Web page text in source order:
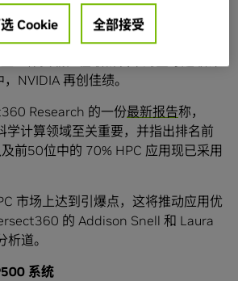
创始人兼 CEO 黄仁勋指出，
云服务均开始转而采用 NVIDIA
NVIDIA 再创佳绩。
Research 的一份最新报告称，
学计算领域至关重要，并指出排名前
前50位中的 70% HPC 应用现已采用
市场上达到引爆点，这将推动应用优
的 Addison Snell 和 Laura
道。
系统
Cookie 全部接受